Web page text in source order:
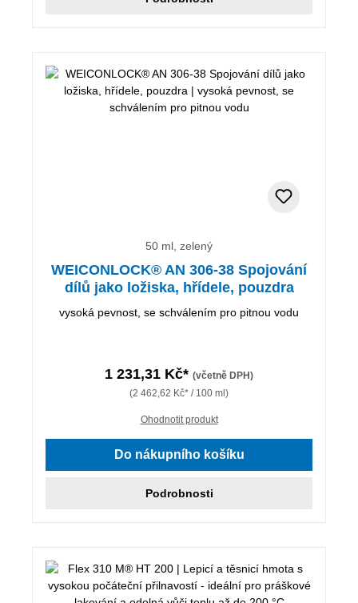
50 ml, zelený
WEICONLOCK® AN 306-38 Spojování
dílů jako ložiska, hřídele, pouzdra
vysoká pevnost, se schválením pro pitnou vodu
1 231,31 Kč* (včetně DPH)
(2 462,62 Kč* / 100 ml)
Ohodnotit produkt
Do nákupního košíku
Podrobnosti